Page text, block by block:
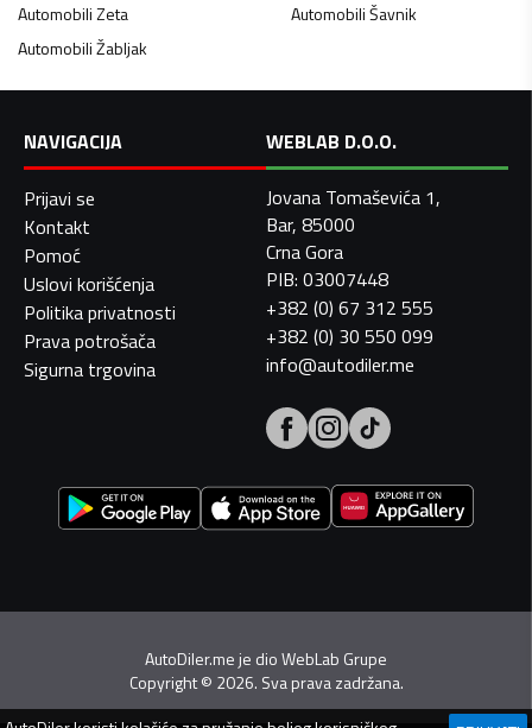
AutomobiliZeta AutomobiliŠavnik
AutomobiliŽabljak
NAVIGACIJA
Prijavi se
Kontakt
Pomoć
Uslovi korišćenja
Politika privatnosti
Prava potrošača
Sigurna trgovina
WEBLAB D.O.O.
Jovana Tomaševića 1,
Bar, 85000
Crna Gora
PIB: 03007448
+382 (0) 67 312 555
+382 (0) 30 550 099
info@autodiler.me
AutoDiler.me je dioWebLab Grupe
Copyright© 2026. Sva prava zadržana.